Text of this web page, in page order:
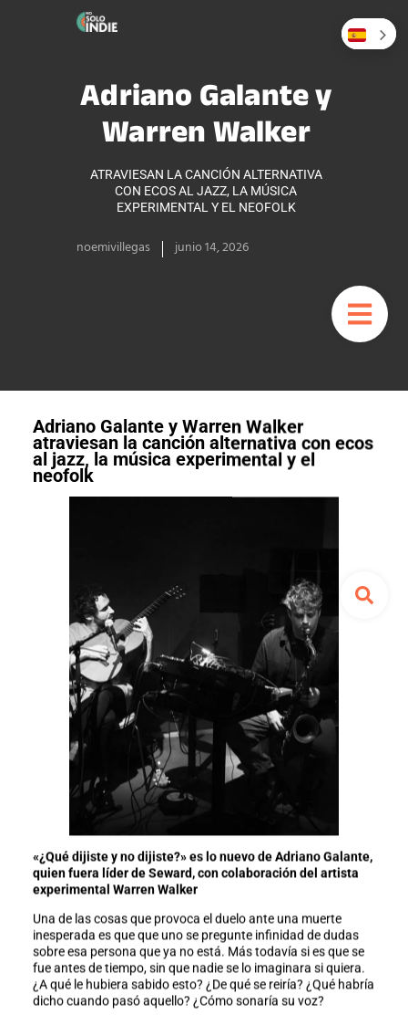
Adriano Galante y
Warren Walker
ATRAVIESAN LA CANCIÓN ALTERNATIVA
CON ECOS AL JAZZ, LA MÚSICA
EXPERIMENTAL Y EL NEOFOLK
noemivillegas junio 14, 2026
Adriano Galante y Warren Walker
atraviesan la canción alternativa con ecos
al jazz, la música experimental y el
neofolk
«¿Qué dijiste y no dijiste?» es lo nuevo de Adriano Galante,
quien fuera líder de Seward, con colaboración del artista
experimental Warren Walker
Una de las cosas que provoca el duelo ante una muerte
inesperada es que que uno se pregunte infinidad de dudas
sobre esa persona que ya no está. Más todavía si es que se
fue antes de tiempo, sin que nadie se lo imaginara si quiera.
¿A qué le hubiera sabido esto? ¿De qué se reiría? ¿Qué habría
dicho cuando pasó aquello? ¿Cómo sonaría su voz?